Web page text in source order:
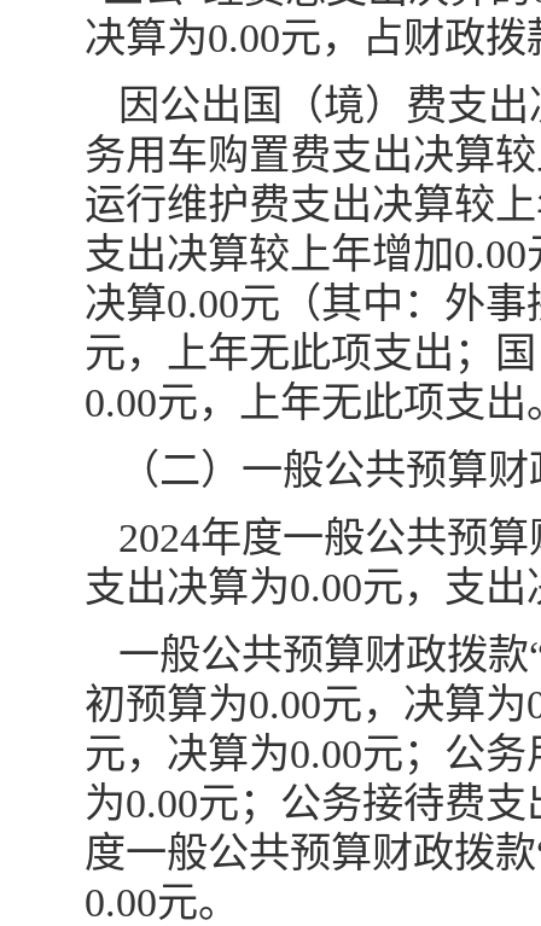
决算为0.00元，占财政
因公出国（境）费支
务用车购置费支出决算
运行维护费支出决算较
支出决算较上年增加
决算0.00元（其中：外
元，上年无此项支出；
0.00元，上年无此项支出
（二）一般公共预算
2024年度一般公共预
支出决算为0.00元，支
一般公共预算财政拨
初预算为0.00元，决算
元，决算为0.00元；公
为0.00元；公务接待费
度一般公共预算财政拨
0.00元。